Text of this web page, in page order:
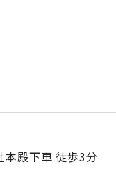
本殿下車 徒歩3分